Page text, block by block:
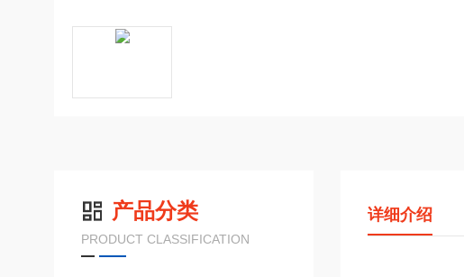
产品分类
PRODUCT CLASSIFICATION
详细介绍